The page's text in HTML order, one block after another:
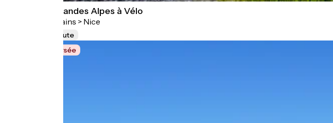
Route des Grandes Alpes à Vélo
Thonon-les-Bains > Nice
Route
Grande Traversée